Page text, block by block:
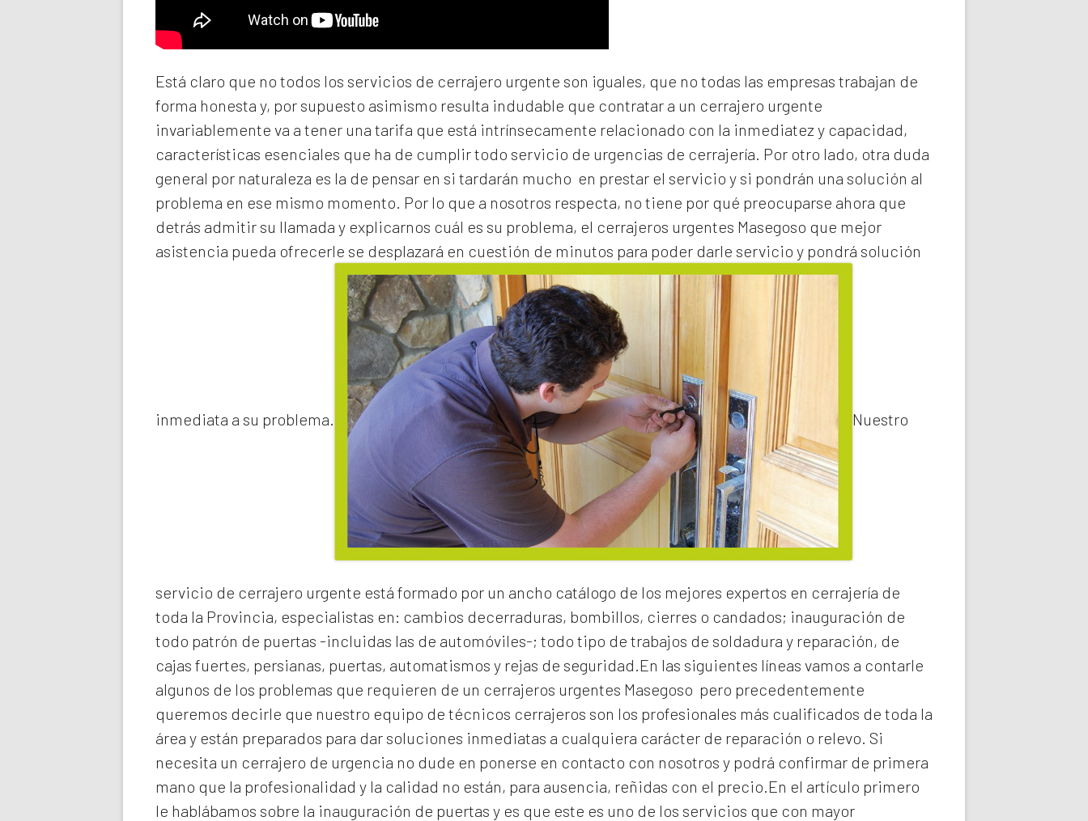
Está claro que no todos los servicios de cerrajero urgente son iguales, que no todas las empresas trabajan de
forma honesta y, por supuesto asimismo resulta indudable que contratar a un cerrajero urgente
invariablemente va a tener una tarifa que está intrínsecamente relacionado con la inmediatez y capacidad,
características esenciales que ha de cumplir todo servicio de urgencias de cerrajería. Por otro lado, otra duda
general por naturaleza es la de pensar en si tardarán mucho en prestar el servicio y si pondrán una solución al
problema en ese mismo momento. Por lo que a nosotros respecta, no tiene por qué preocuparse ahora que
detrás admitir su llamada y explicarnos cuál es su problema, el cerrajeros urgentes Masegoso que mejor
asistencia pueda ofrecerle se desplazará en cuestión de minutos para poder darle servicio y pondrá solución
inmediata a su problema. Nuestro
servicio de cerrajero urgente está formado por un ancho catálogo de los mejores expertos en cerrajería de
toda la Provincia, especialistas en: cambios decerraduras, bombillos, cierres o candados; inauguración de
todo patrón de puertas -incluidas las de automóviles-; todo tipo de trabajos de soldadura y reparación, de
cajas fuertes, persianas, puertas, automatismos y rejas de seguridad.En las siguientes líneas vamos a contarle
algunos de los problemas que requieren de un cerrajeros urgentes Masegoso pero precedentemente
queremos decirle que nuestro equipo de técnicos cerrajeros son los profesionales más cualificados de toda la
área y están preparados para dar soluciones inmediatas a cualquiera carácter de reparación o relevo. Si
necesita un cerrajero de urgencia no dude en ponerse en contacto con nosotros y podrá confirmar de primera
mano que la profesionalidad y la calidad no están, para ausencia, reñidas con el precio.En el artículo primero
le hablábamos sobre la inauguración de puertas y es que este es uno de los servicios que con mayor